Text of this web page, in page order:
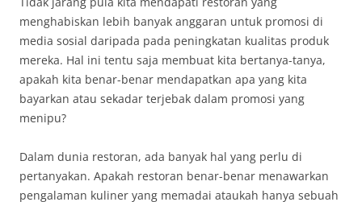
menghabiskan lebih banyak anggaran untuk promosi di
media sosial daripada pada peningkatan kualitas produk
mereka. Hal ini tentu saja membuat kita bertanya-tanya,
apakah kita benar-benar mendapatkan apa yang kita
bayarkan atau sekadar terjebak dalam promosi yang
menipu?
Dalam dunia restoran, ada banyak hal yang perlu di
pertanyakan. Apakah restoran benar-benar menawarkan
pengalaman kuliner yang memadai ataukah hanya sebuah